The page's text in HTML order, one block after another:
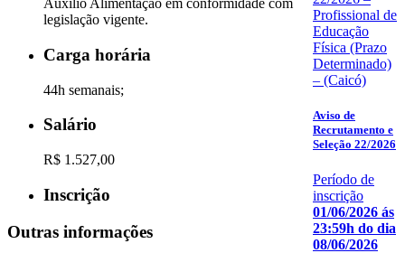
Auxílio Alimentação em conformidade com
legislação vigente.
Carga horária
44h semanais;
Salário
R$ 1.527,00
Inscrição
Outras informações
Profissional de
Educação
Física (Prazo
Determinado)
– (Caicó)
Aviso de
Recrutamento e
Seleção 22/2026
Período de
inscrição
01/06/2026 ás
23:59h do dia
08/06/2026